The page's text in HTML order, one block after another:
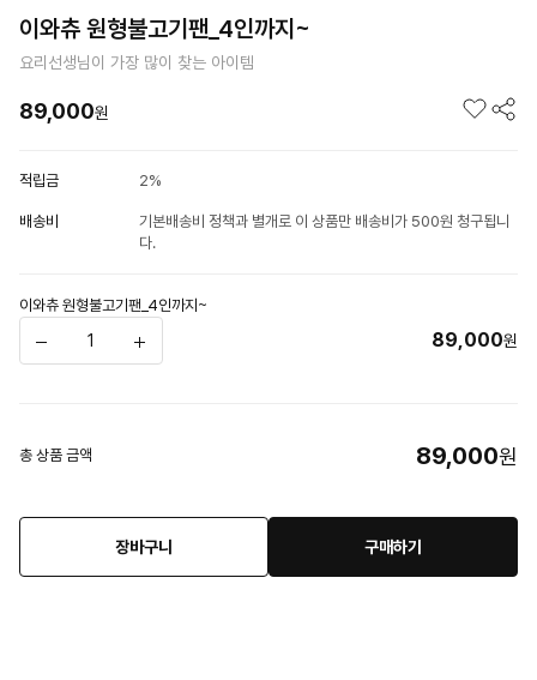
이와츄 원형불고기팬_4인까지~
요리선생님이 가장 많이 찾는 아이템
89,000원
적립금 2%
배송비
기본배송비 정책과 별개로 이 상품만 배송비가 500원 청구됩니
다.
이와츄 원형불고기팬_4인까지~
89,000원
총 상품 금액 89,000원
장바구니 구매하기